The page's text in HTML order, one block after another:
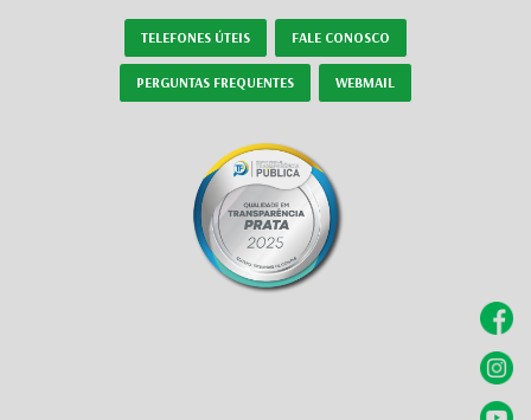
TELEFONES ÚTEIS FALE CONOSCO
PERGUNTAS FREQUENTES WEBMAIL